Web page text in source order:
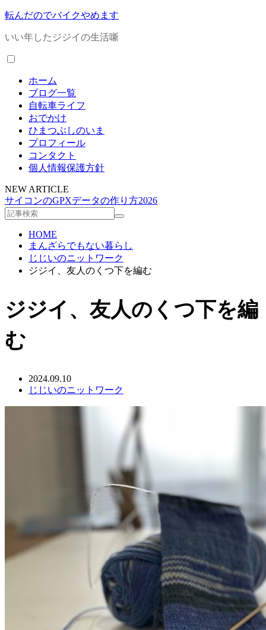
転んだのでバイクやめます
いい年したジジイの生活噺
ホーム
ブログ一覧
自転車ライフ
おでかけ
ひまつぶしのいま
プロフィール
コンタクト
個人情報保護方針
NEW ARTICLE
サイコンのGPXデータの作り方2026
HOME
まんざらでもない暮らし
じじいのニットワーク
ジジイ、友人のくつ下を編む
ジジイ、友人のくつ下を編
む
2024.09.10
じじいのニットワーク